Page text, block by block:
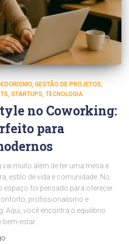
GESTÃO DE PROJETOS
STARTUPS TECNOLOGIA
no Coworking:
para
muito além de ter uma mesa e
estilo de vida e comunidade. No
espaço foi pensado para oferecer
profissionalismo e
Aqui, você encontra o equilíbrio
bem-estar.